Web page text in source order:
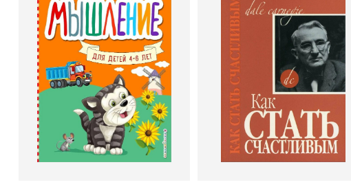
Мышление
Автор
Светлана Шкляревская
Издательство
Эксмодетство
В корзину
Как стать счастливым
Автор
Дейл Карнеги
Издательство
Попурри, Минск
В корзину